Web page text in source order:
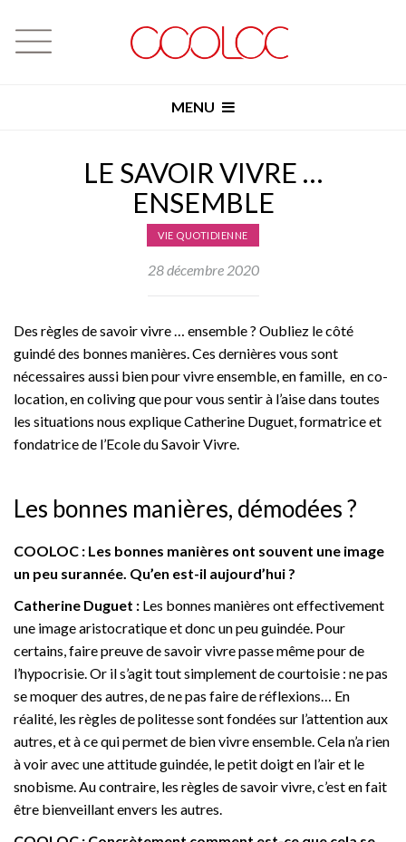
MENU
LE SAVOIR VIVRE …
ENSEMBLE
VIE QUOTIDIENNE
28 décembre 2020
Des règles de savoir vivre … ensemble ? Oubliez le côté
guindé des bonnes manières. Ces dernières vous sont
nécessaires aussi bien pour vivre ensemble, en famille, en co-
location, en coliving que pour vous sentir à l’aise dans toutes
les situations nous explique Catherine Duguet, formatrice et
fondatrice de l’Ecole du Savoir Vivre.
Les bonnes manières, démodées ?
COOLOC : Les bonnes manières ont souvent une image
un peu surannée. Qu’en est-il aujourd’hui ?
Catherine Duguet : Les bonnes manières ont effectivement
une image aristocratique et donc un peu guindée. Pour
certains, faire preuve de savoir vivre passe même pour de
l’hypocrisie. Or il s’agit tout simplement de courtoisie : ne pas
se moquer des autres, de ne pas faire de réflexions… En
réalité, les règles de politesse sont fondées sur l’attention aux
autres, et à ce qui permet de bien vivre ensemble. Cela n’a rien
à voir avec une attitude guindée, le petit doigt en l’air et le
snobisme. Au contraire, les règles de savoir vivre, c’est en fait
être bienveillant envers les autres.